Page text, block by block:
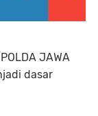
JAWA
dasar